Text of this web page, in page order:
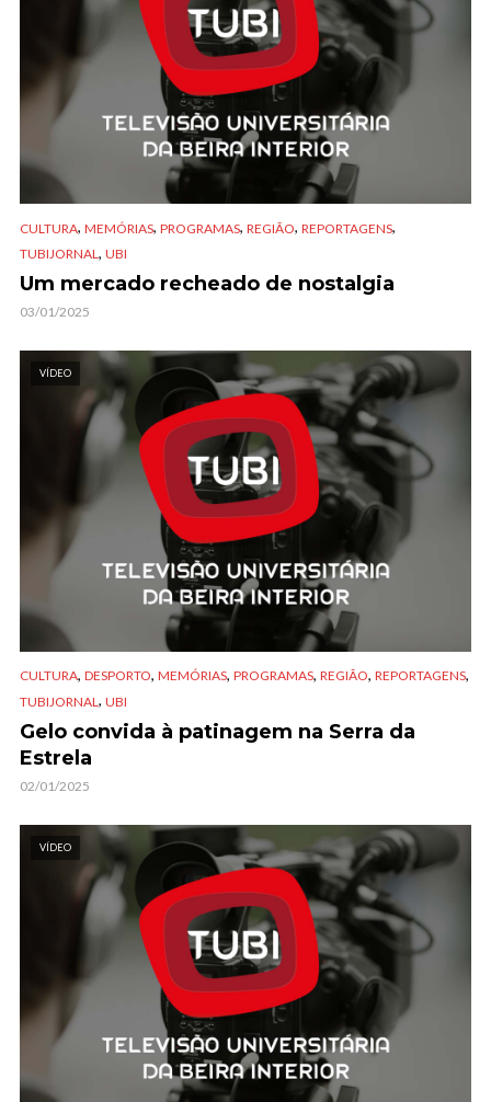
CULTURA, MEMÓRIAS, PROGRAMAS, REGIÃO, REPORTAGENS,
TUBIJORNAL, UBI
Um mercado recheado de nostalgia
03/01/2025
VÍDEO
CULTURA, DESPORTO, MEMÓRIAS, PROGRAMAS, REGIÃO, REPORTAGENS,
TUBIJORNAL , UBI
Gelo convida à patinagem na Serra da
Estrela
02/01/2025
VÍDEO